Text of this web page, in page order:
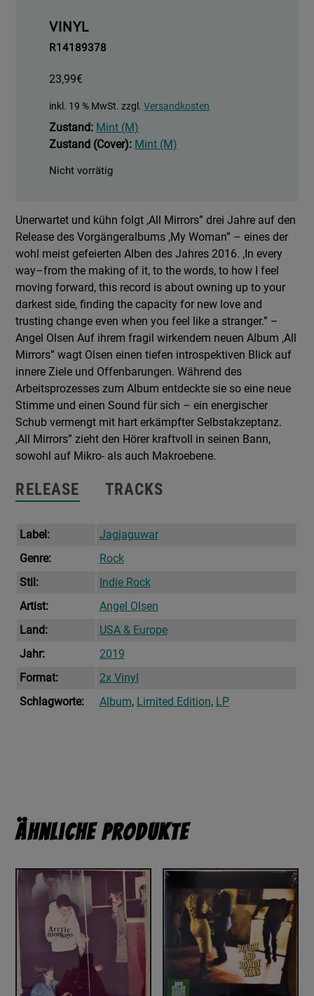
VINYL
R14189378
23,99€
inkl. 19 % MwSt. zzgl.Versandkosten
Zustand: Mint (M)
Zustand (Cover): Mint (M)
Nicht vorrätig
Unerwartet und kühn folgt ,All Mirrors” drei Jahre auf den
Release des Vorgängeralbums ,My Woman” – eines der
wohl meist gefeierten Alben des Jahres 2016. ,In every
way–from the making of it, to the words, to how I feel
moving forward, this record is about owning up to your
darkest side, finding the capacity for new love and
trusting change even when you feel like a stranger.” –
Angel Olsen Auf ihrem fragil wirkendem neuen Album ,All
Mirrors” wagt Olsen einen tiefen introspektiven Blick auf
innere Ziele und Offenbarungen. Während des
Arbeitsprozesses zum Album entdeckte sie so eine neue
Stimme und einen Sound für sich – ein energischer
Schub vermengt mit hart erkämpfter Selbstakzeptanz.
,All Mirrors” zieht den Hörer kraftvoll in seinen Bann,
sowohl auf Mikro- als auch Makroebene.
RELEASE TRACKS
Label:
Jagjaguwar
Genre:
Rock
Stil:
Indie Rock
Artist:
Angel Olsen
Land:
USA & Europe
Jahr:
2019
Format:
2x Vinyl
Schlagworte:
Album, Limited Edition, LP
Ähnliche Produkte